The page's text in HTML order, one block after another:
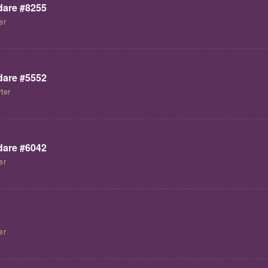
#8255
#5552
#6042